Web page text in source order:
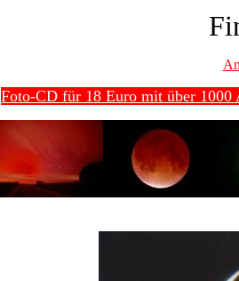
Foto-CD für 18 Euro mit über